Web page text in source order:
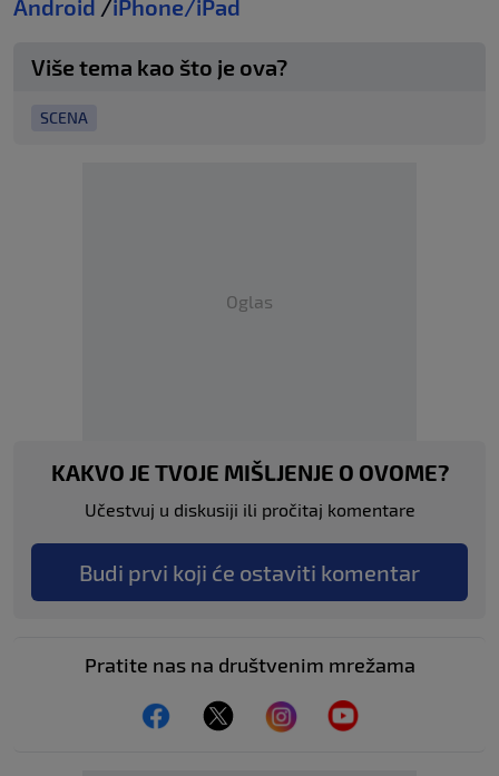
Android /iPhone/iPad
Više tema kao što je ova?
SCENA
Oglas
KAKVO JE TVOJE MIŠLJENJE O OVOME?
Učestvuj u diskusiji ili pročitaj komentare
Budi prvi koji će ostaviti komentar
Pratite nas na društvenim mrežama